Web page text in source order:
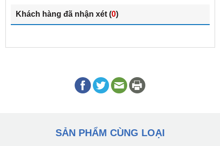
Khách hàng đã nhận xét (0)
SẢN PHẨM CÙNG LOẠI